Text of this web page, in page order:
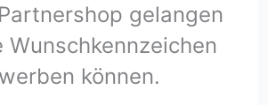
gelangen
Wunschkennzeichen
können.